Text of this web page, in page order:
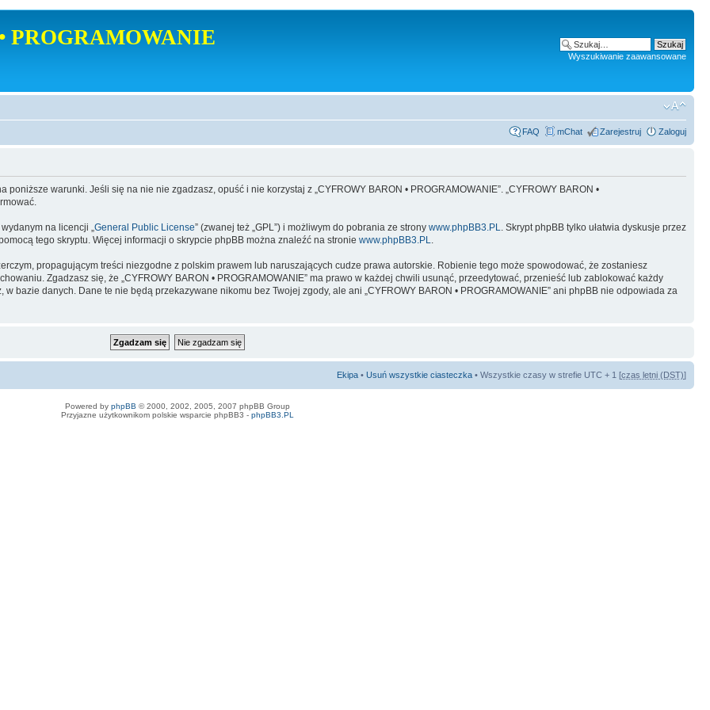
PROGRAMOWANIE
Wyszukiwanie zaawansowane
FAQ mChat Zarejestruj Zaloguj
poniższe warunki. Jeśli się na nie nie zgadzasz, opuść i nie korzystaj z „CYFROWY BARON • PROGRAMOWANIE”. „CYFROWY BARON •
wydanym na licencji „General Public License” (zwanej też „GPL”) i możliwym do pobrania ze strony www.phpBB3.PL. Skrypt phpBB tylko ułatwia dyskusje przez
tego skryptu. Więcej informacji o skrypcie phpBB można znaleźć na stronie www.phpBB3.PL.
propagującym treści niezgodne z polskim prawem lub naruszających cudze prawa autorskie. Robienie tego może spowodować, że zostaniesz
Zgadzasz się, że „CYFROWY BARON • PROGRAMOWANIE” ma prawo w każdej chwili usunąć, przeedytować, przenieść lub zablokować każdy
bazie danych. Dane te nie będą przekazywane nikomu bez Twojej zgody, ale ani „CYFROWY BARON • PROGRAMOWANIE” ani phpBB nie odpowiada za
Ekipa • Usuń wszystkie ciasteczka • Wszystkie czasy w strefie UTC + 1 [czas letni (DST)]
Powered by phpBB © 2000, 2002, 2005, 2007 phpBB Group
Przyjazne użytkownikom polskie wsparcie phpBB3 - phpBB3.PL